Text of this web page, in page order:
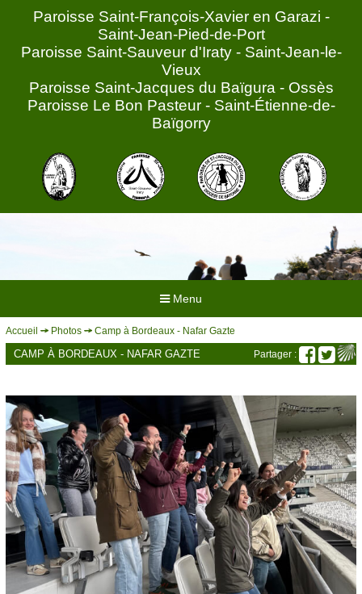
Paroisse Saint-François-Xavier en Garazi -
Saint-Jean-Pied-de-Port
Paroisse Saint-Sauveur d'Iraty - Saint-Jean-le-
Vieux
Paroisse Saint-Jacques du Baïgura - Ossès
Paroisse Le Bon Pasteur - Saint-Étienne-de-
Baïgorry
Menu
ACCUEIL
HORAIRES
Actualités
Spiritualité
Caritatif
Chorale
Catéchisme
Enseignement Catholique
Etxartia
Accueil des pèlerins
Jeunesse
Accueil Photos Camp à Bordeaux - Nafar Gazte
CAMP À BORDEAUX - NAFAR GAZTE Partager :